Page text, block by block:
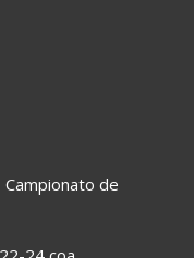
de